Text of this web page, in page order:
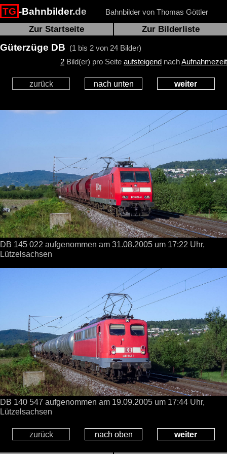
TG -Bahnbilder.de Bahnbilder von Thomas Göttler
Zur Startseite Zur Bilderliste
Güterzüge DB (1 bis 2 von 24 Bilder)
2 Bild(er) pro Seite aufsteigend nachAufnahmezeit
zurück nach unten weiter
DB 145 022 aufgenommen am 31.08.2005 um 17:22 Uhr,
Lützelsachsen
DB 140 547 aufgenommen am 19.09.2005 um 17:44 Uhr,
Lützelsachsen
zurück nach oben weiter